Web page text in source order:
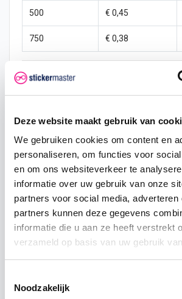
Deze website maakt gebruik van
We gebruiken cookies om content en
personaliseren, om functies voor
en om ons websiteverkeer te
informatie over uw gebruik van onze
partners voor social media, adverteren
partners kunnen deze gegevens
informatie die u aan ze heeft verstrekt
verzameld op basis van uw gebruik
Noodzakelijk
500 € 0,45
750 € 0,38
Omschrijving
Product details
Seinvlag letter D
Deze seinvlag is verkrijgbaar in 3
afmetingen en is geschikt voor elke
3cm x 4cm